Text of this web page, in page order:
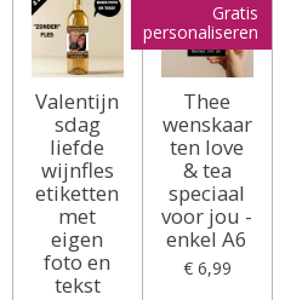
Valentijn
sdag
liefde
wijnfles
etiketten
met
eigen
foto en
tekst
Gratis
personaliseren
Thee
wenskaar
ten love
& tea
speciaal
voor jou -
enkel A6
€ 6,99